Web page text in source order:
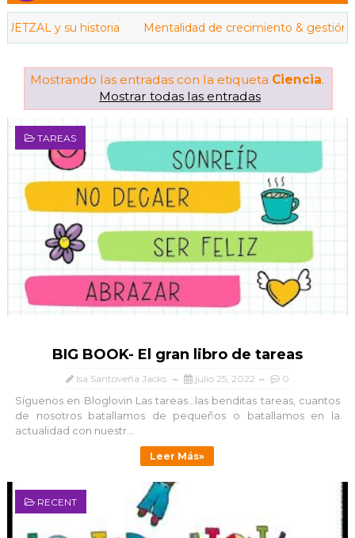
y su historia Mentalidad de crecimiento & gestión de
Mostrando las entradas con la etiqueta Ciencia.
Mostrar todas las entradas
TAREAS
BIG BOOK- El gran libro de tareas
Isa Santoveña Jacks julio 25, 2022 0
Síguenos en Bloglovin Las tareas...las benditas tareas, cuantos
de nosotros batallamos de pequeños o batallamos en la
actualidad con nuestr...
Leer Más»
RECENT